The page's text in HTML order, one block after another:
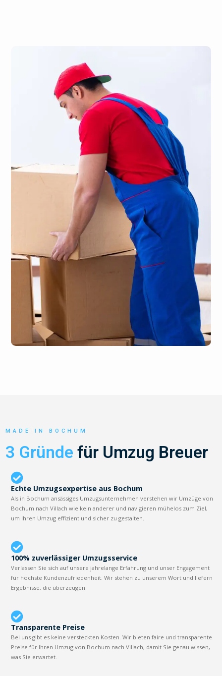
MADE IN BOCHUM
3 Gründe für Umzug Breuer
Echte Umzugsexpertise aus Bochum
Als in Bochum ansässiges Umzugsunternehmen verstehen wir Umzüge von
Bochum nach Villach wie kein anderer und navigieren mühelos zum Ziel,
um Ihren Umzug effizient und sicher zu gestalten.
100% zuverlässiger Umzugsservice
Verlassen Sie sich auf unsere jahrelange Erfahrung und unser Engagement
für höchste Kundenzufriedenheit. Wir stehen zu unserem Wort und liefern
Ergebnisse, die überzeugen.
Transparente Preise
Bei uns gibt es keine versteckten Kosten. Wir bieten faire und transparente
Preise für Ihren Umzug von Bochum nach Villach, damit Sie genau wissen,
was Sie erwartet.